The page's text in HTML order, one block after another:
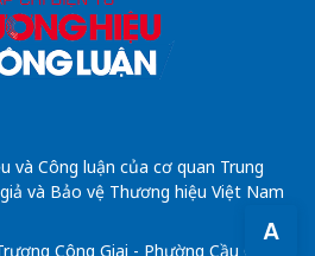
A
và Công luận của cơ quan Trung
và Bảo vệ Thương hiệu Việt Nam
Công Giai - Phường Cầu Giấy -